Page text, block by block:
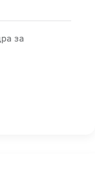
за